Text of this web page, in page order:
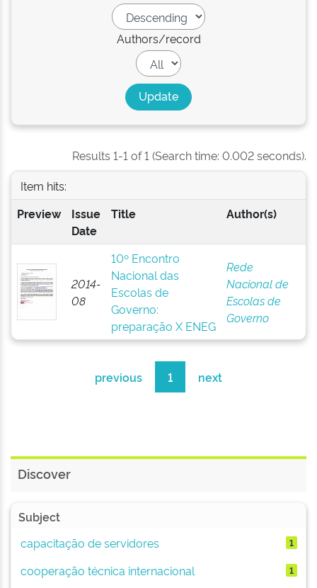
Authors/record
Results 1-1 of 1 (Search time: 0.002 seconds).
Item hits:
Preview
Issue
Date
Title Author(s)
2014-
08
10º Encontro
Nacional das
Escolas de
Governo:
preparação X ENEG
Rede
Nacional de
Escolas de
Governo
previous 1 next
Discover
Subject
capacitação de servidores
1
cooperação técnica internacional 1